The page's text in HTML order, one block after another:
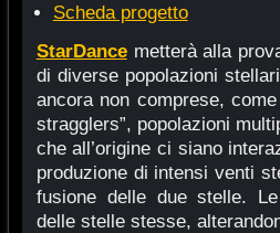
Scheda progetto
StarDancemetterà alla
di diverse popolazioni
ancora non comprese,
stragglers”, popolazioni
che all’origine ci siano
produzione di intensi venti
fusione delle due stelle. Le
delle stelle stesse,